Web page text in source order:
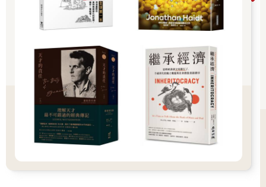
如果一個人的遺產由無狀之人繼承，誰願意這樣所託非人？誰甘
心用遺愛換來遺害？
遺澤的對象，卻成為苦無資格的人，這樣的遺憾能不提早預防
相信以上都不是一個被繼承人甘願的結局。
那麼，「善選對象留遺愛」「擺脫無狀避遺害」之重要，豈能不
提前準備或防備？
富翁們有專業律師團隊處理龐大產業的信託與分配，但他們的標
準，並不是萬家燈火的標準。他們動輒百億身家，動輒數千萬遺
產稅，讓跟著新聞學知識的老百姓陷入迷思……。
你屬於大富？中富？還是小康？一般家庭夠瞭解自己的財富處境